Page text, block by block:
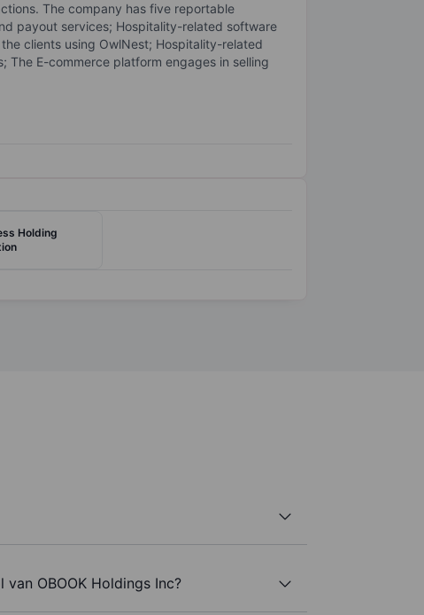
The company has five reportable
payout services; Hospitality-related software
clients using OwlNest; Hospitality-related
E-commerce platform engages in selling
Holding
OBOOK Holdings Inc?